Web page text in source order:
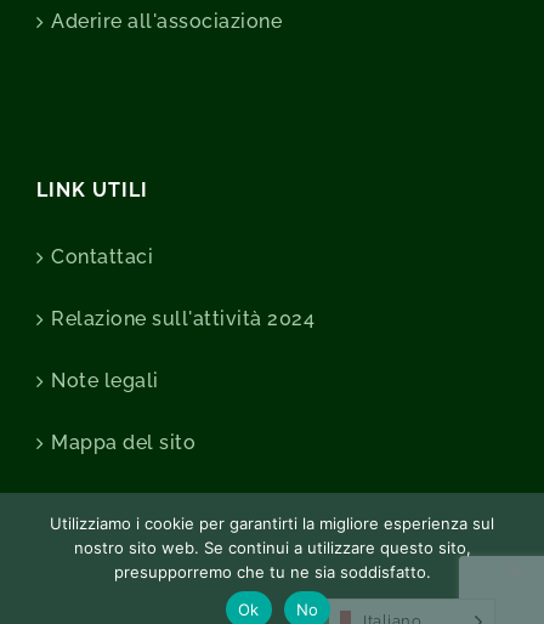
Aderire all'associazione
LINK UTILI
Contattaci
Relazione sull'attività 2024
Note legali
Mappa del sito
Utilizziamo i cookie per garantirti la migliore esperienza sul
nostro sito web. Se continui a utilizzare questo sito,
presupporremo che tu ne sia soddisfatto.
Ok
No